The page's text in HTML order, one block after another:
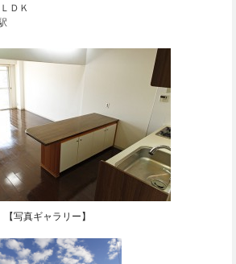
ＤＫ
【写真ギャラリー】